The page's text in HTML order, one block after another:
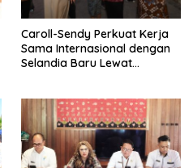
Caroll-Sendy Perkuat Kerja
Sama Internasional dengan
Selandia Baru Lewat